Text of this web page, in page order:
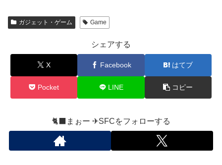
ガジェット・ゲーム Game
シェアする
X Facebook はてブ
Pocket LINE コピー
🐈‍⬛まぉー ✈︎SFCをフォローする